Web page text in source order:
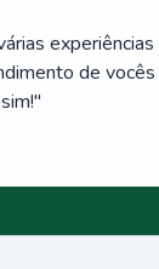
experiências
de vocês
"